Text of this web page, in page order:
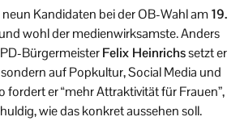
Kandidaten bei der OB-Wahl am19.
wohl der medienwirksamste. Anders
BürgermeisterFelix Heinrichssetzt er
auf Popkultur, Social Media und
fordert er “mehr Attraktivität für Frauen”,
wie das konkret aussehen soll.